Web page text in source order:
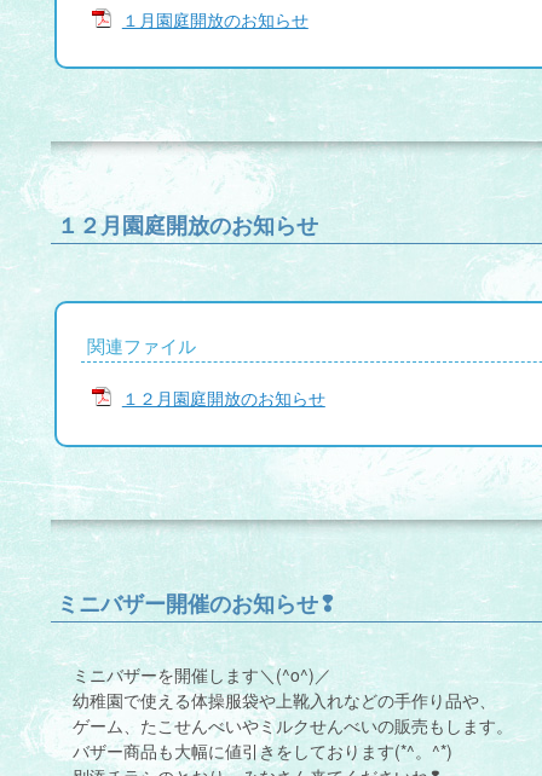
１月園庭開放のお知らせ
１２月園庭開放のお知らせ
関連ファイル
１２月園庭開放のお知らせ
ミニバザー開催のお知らせ❢
ミニバザーを開催します＼(^o^)／
幼稚園で使える体操服袋や上靴入れなどの手作り品や、
ゲーム、たこせんべいやミルクせんべいの販売もします。
バザー商品も大幅に値引きをしております(*^。^*)